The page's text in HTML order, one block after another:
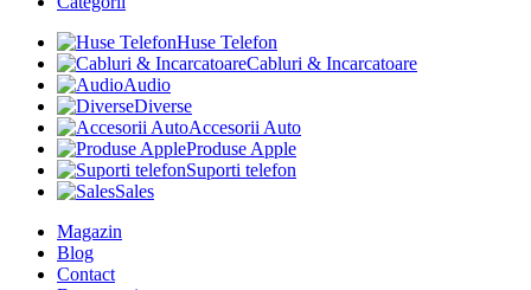
Huse Telefon
Cabluri & Incarcatoare
Audio
Diverse
Accesorii Auto
Produse Apple
Suporti telefon
Sales
Magazin
Blog
Contact